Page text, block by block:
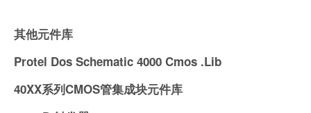
其他元件库
Protel Dos Schematic 4000 Cmos .Lib
40XX系列CMOS管集成块元件库